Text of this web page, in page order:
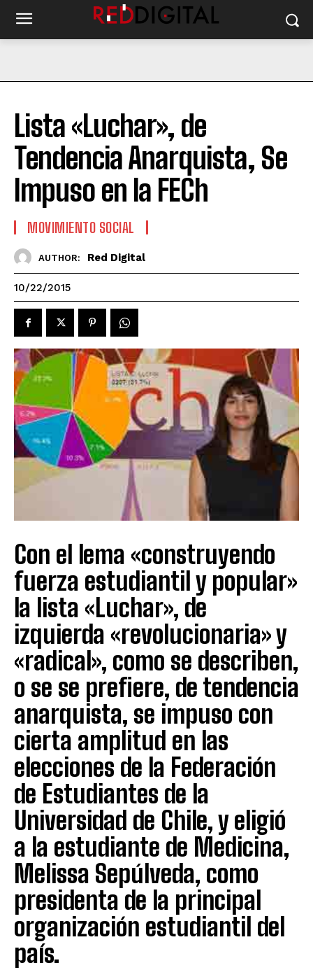
Lista «Luchar», de
Tendencia Anarquista, Se
Impuso en la FECh
MOVIMIENTO SOCIAL
AUTHOR: Red Digital
10/22/2015
Con el lema «construyendo
fuerza estudiantil y popular»
la lista «Luchar», de
izquierda «revolucionaria» y
«radical», como se describen,
o se se prefiere, de tendencia
anarquista, se impuso con
cierta amplitud en las
elecciones de la Federación
de Estudiantes de la
Universidad de Chile, y eligió
a la estudiante de Medicina,
Melissa Sepúlveda, como
presidenta de la principal
organización estudiantil del
país.